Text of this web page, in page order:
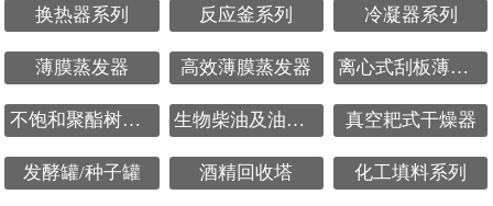
换热器系列 反应釜系列 冷凝器系列
薄膜蒸发器 高效薄膜蒸发器 离心式刮板薄膜蒸发器
不饱和聚酯树脂设备 生物柴油及油脂化工设备 真空耙式干燥器
发酵罐/种子罐 酒精回收塔 化工填料系列